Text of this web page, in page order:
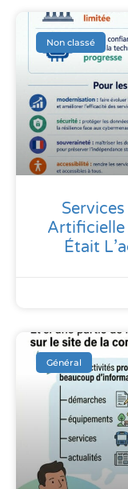
Non classé
Artificielle
Était
Général